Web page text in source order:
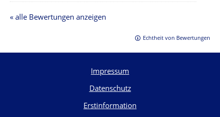
« alle Bewertungen anzeigen
Echtheit von Bewertungen
Impressum
Datenschutz
Erstinformation